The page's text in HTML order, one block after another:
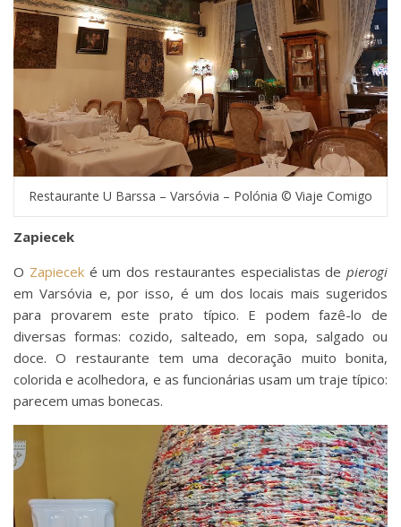
Restaurante U Barssa – Varsóvia – Polónia © Viaje Comigo
Zapiecek
O Zapieceké um dos restaurantes especialistas de pierogi
em Varsóvia e, por isso, é um dos locais mais sugeridos
para provarem este prato típico. E podem fazê-lo de
diversas formas: cozido, salteado, em sopa, salgado ou
doce. O restaurante tem uma decoração muito bonita,
colorida e acolhedora, e as funcionárias usam um traje típico:
parecem umas bonecas.